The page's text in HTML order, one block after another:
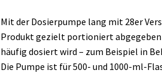
Mit der Dosierpumpe lang mit 28er
Produkt gezielt portioniert
häufig dosiert wird – zum Beispiel in
Die Pumpe ist für 500- und 1000-ml-